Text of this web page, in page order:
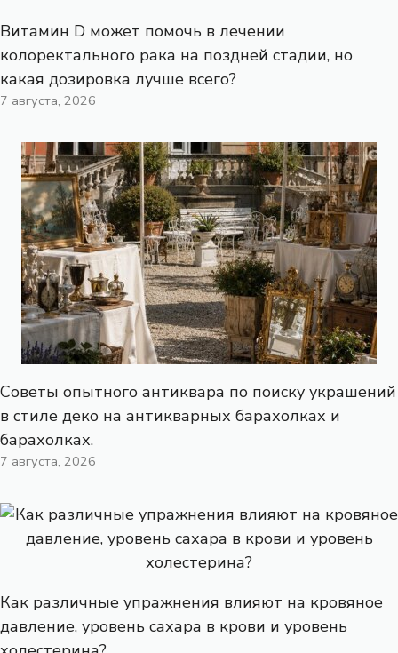
Витамин D может помочь в лечении
колоректального рака на поздней стадии, но
какая дозировка лучше всего?
7 августа, 2026
Советы опытного антиквара по поиску украшений
в стиле деко на антикварных барахолках и
барахолках.
7 августа, 2026
Как различные упражнения влияют на кровяное
давление, уровень сахара в крови и уровень